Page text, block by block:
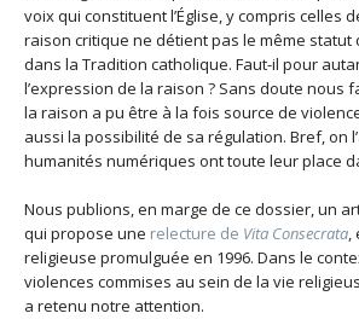
voix qui constituent l’Église, y compris celles
raison critique ne détient pas le même statut
dans la Tradition catholique. Faut-il pour
l’expression de la raison ? Sans doute nous
la raison a pu être à la fois source de
aussi la possibilité de sa régulation. Bref, on
humanités numériques ont toute leur place
Nous publions, en marge de ce dossier, un
qui propose une relecture de Vita Consecrata
religieuse promulguée en 1996. Dans le
violences commises au sein de la vie
a retenu notre attention.